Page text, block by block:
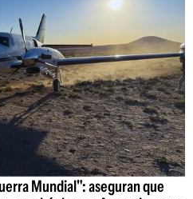
Mundial": aseguran que